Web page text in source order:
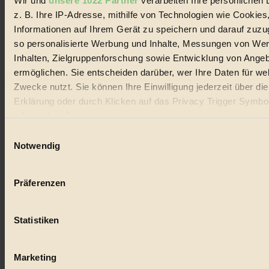
z. B. Ihre IP-Adresse, mithilfe von Technologien wie
Informationen auf Ihrem Gerät zu speichern und darauf
so personalisierte Werbung und Inhalte, Messungen von
Inhalten, Zielgruppenforschung sowie Entwicklung von
ermöglichen. Sie entscheiden darüber, wer Ihre Daten für
Zwecke nutzt. Sie können Ihre Einwilligung jederzeit über
Erklärung oder durch Klicken auf das Privacy Trigger
oder widerrufen
Wenn Sie es erlauben, würden wir auch gerne:
Ihr Gerät durch aktives Scannen nach bestimmten
Erfahren Sie mehr darüber, wie Ihre persönlichen Daten
Notwendig
Präferenzen
Statistiken
Marketing
Natur
kinderbuch
nachhaltig